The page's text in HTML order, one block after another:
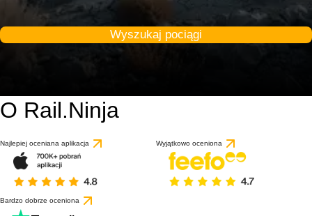
Wyszukaj pociągi
O Rail.Ninja
Najlepiej oceniana aplikacja Wyjątkowo oceniona
Bardzo dobrze oceniona